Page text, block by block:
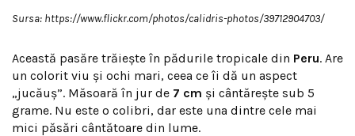
Sursa: https://www.flickr.com/photos/calidris-photos/39712904703/
Această pasăre trăiește în pădurile tropicale din Peru. Are
un colorit viu și ochi mari, ceea ce îi dă un aspect
„jucăuș”. Măsoară în jur de 7 cm și cântărește sub 5
grame. Nu este o colibri, dar este una dintre cele mai
mici păsări cântătoare din lume.